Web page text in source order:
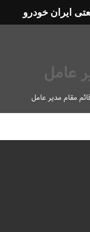
عامل
مقام مدیر عامل
ایران خودرو